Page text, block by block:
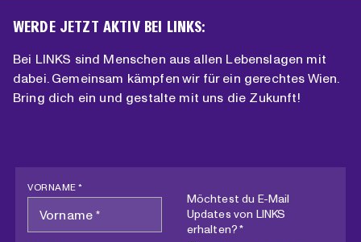
WERDE JETZT AKTIV BEI LINKS:
Bei LINKS sind Menschen aus allen Lebenslagen mit
dabei. Gemeinsam kämpfen wir für ein gerechtes Wien.
Bring dich ein und gestalte mit uns die Zukunft!
VORNAME *
Möchtest du E-Mail
Updates von LINKS
erhalten? *